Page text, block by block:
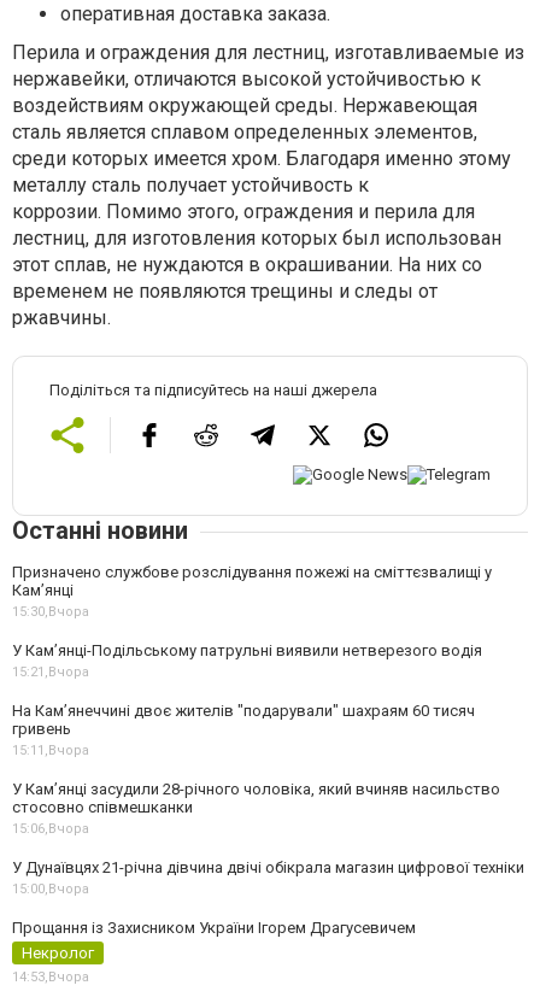
оперативная доставка заказа.
Перила и ограждения для лестниц, изготавливаемые из
нержавейки, отличаются высокой устойчивостью к
воздействиям окружающей среды. Нержавеющая
сталь является сплавом определенных элементов,
среди которых имеется хром. Благодаря именно этому
металлу сталь получает устойчивость к
коррозии. Помимо этого, ограждения и перила для
лестниц, для изготовления которых был использован
этот сплав, не нуждаются в окрашивании. На них со
временем не появляются трещины и следы от
ржавчины.
Поділіться та підписуйтесь на наші джерела
Останні новини
Призначено службове розслідування пожежі на сміттєзвалищі у
Кам’янці
15:30, Вчора
У Кам’янці-Подільському патрульні виявили нетверезого водія
15:21, Вчора
На Камʼянеччині двоє жителів "подарували" шахраям 60 тисяч
гривень
15:11, Вчора
У Камʼянці засудили 28-річного чоловіка, який вчиняв насильство
стосовно співмешканки
15:06, Вчора
У Дунаївцях 21-річна дівчина двічі обікрала магазин цифрової техніки
15:00, Вчора
Прощання із Захисником України Ігорем Драгусевичем
Некролог
14:53, Вчора